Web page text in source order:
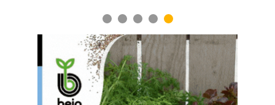
1 2 3 4 5